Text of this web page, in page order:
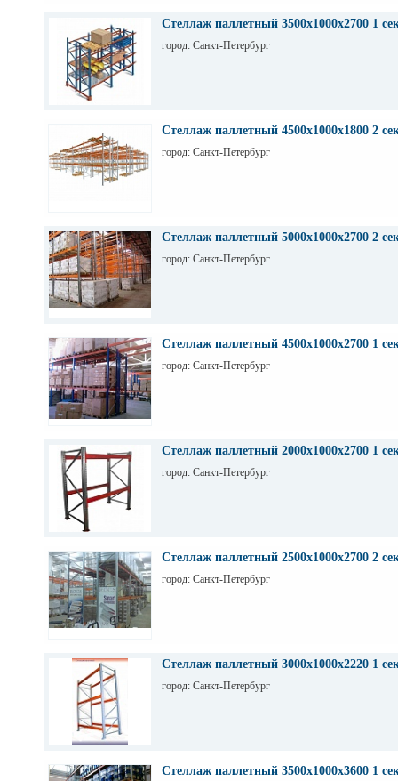
Стеллаж паллетный 3500х1000х2700 1
город: Санкт-Петербург
Стеллаж паллетный 4500х1000х1800 2
город: Санкт-Петербург
Стеллаж паллетный 5000х1000х2700 2
город: Санкт-Петербург
Стеллаж паллетный 4500х1000х2700 1
город: Санкт-Петербург
Стеллаж паллетный 2000х1000х2700 1
город: Санкт-Петербург
Стеллаж паллетный 2500х1000х2700 2
город: Санкт-Петербург
Стеллаж паллетный 3000х1000х2220 1
город: Санкт-Петербург
Стеллаж паллетный 3500х1000х3600 1